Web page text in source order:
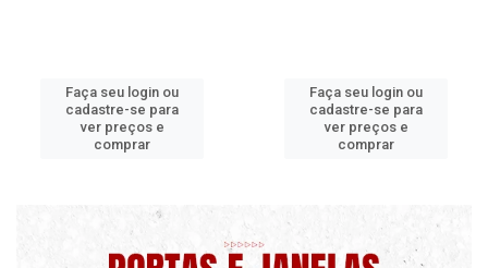
Faça seu login ou
cadastre-se para
ver preços e
comprar
Faça seu login ou
cadastre-se para
ver preços e
comprar